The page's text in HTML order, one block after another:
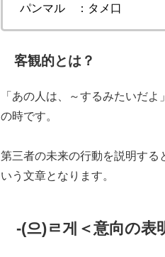
パンマル ：タメ口
客観的とは？
「あの人は、～するみたいだ
の時です。
第三者の未来の行動を説明する
いう文章となります。
-(으)ㄹ게＜意向の表